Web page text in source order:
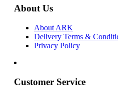
About Us
About ARK
Delivery Terms &
Privacy Policy
Customer Service